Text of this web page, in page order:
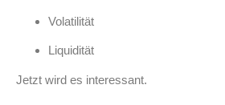
Volatilität
Liquidität
Jetzt wird es interessant.